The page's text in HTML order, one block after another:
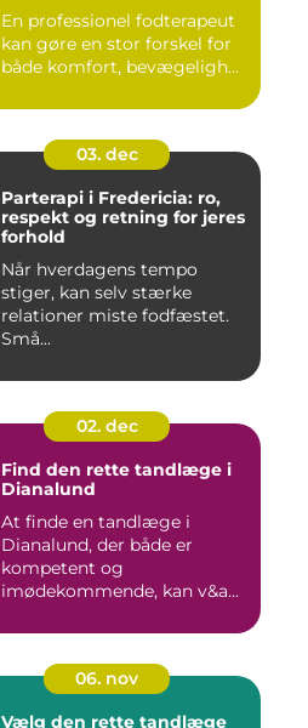
En professionel fodterapeut
kan gøre en stor forskel for
både komfort, bevægeligh...
03. dec
Parterapi i Fredericia: ro,
respekt og retning for jeres
forhold
Når hverdagens tempo
stiger, kan selv stærke
relationer miste fodfæstet.
Små...
02. dec
Find den rette tandlæge i
Dianalund
At finde en tandlæge i
Dianalund, der både er
kompetent og
imødekommende, kan v&a...
06. nov
Vælg den rette tandlæge